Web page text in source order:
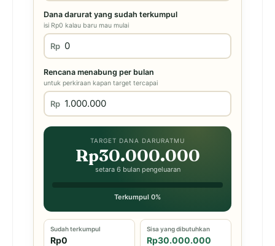
Dana darurat yang sudah terkumpul
isi Rp0 kalau baru mau mulai
Rp
Rencana menabung per bulan
untuk perkiraan kapan target tercapai
Rp
TARGET DANA DARURATMU
Rp30.000.000
setara 6 bulan pengeluaran
Terkumpul 0%
Sudah terkumpul
Rp0
Sisa yang dibutuhkan
Rp30.000.000